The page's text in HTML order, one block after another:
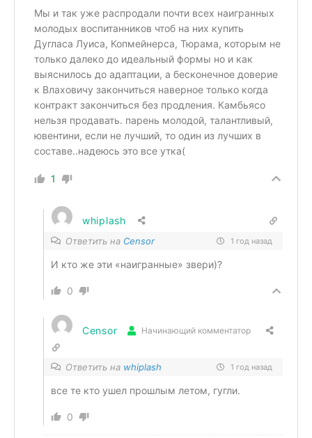
Мы и так уже распродали почти всех наигранных
молодых воспитанников чтоб на них купить
Дугласа Луиса, Копмейнерса, Тюрама, которым не
только далеко до идеальный формы но и как
выяснилось до адаптации, а бесконечное доверие
к Влаховичу закончиться наверное только когда
контракт закончиться без продления. Камбьясо
нельзя продавать. парень молодой, талантливый,
ювентини, если не лучший, то один из лучших в
составе..надеюсь это все утка(
1
whiplash
Ответить на Censor 1 год назад
И кто же эти «наигранные» звери)?
0
Censor Начинающий комментатор
Ответить на whiplash 1 год назад
все те кто ушел прошлым летом, гугли.
0